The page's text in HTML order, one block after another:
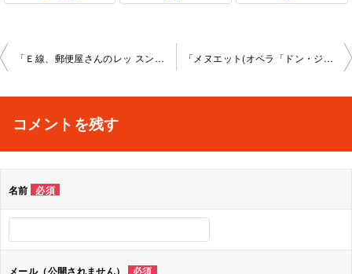
投
ビ
シ
ョ
「Ｅ線、郵便屋さんのレッ スン」秋葉原教室2023-2-15-no0022-1064 「メヌエット(オペラ「ドン・ジョバンニ」より）、マジ ャールの踊り、ポルカ、変ロ長調のレッスン」新宿教室202 3-2-26-no0022-1061
コメントを残す
名前 必須
メール（公開されません） 必須